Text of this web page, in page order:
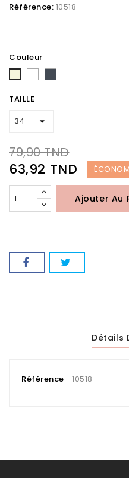
Référence: 10518
Couleur
Beige
TAILLE
79,90 TND
63,92 TND
Ajouter Au
Détails
Référence 10518